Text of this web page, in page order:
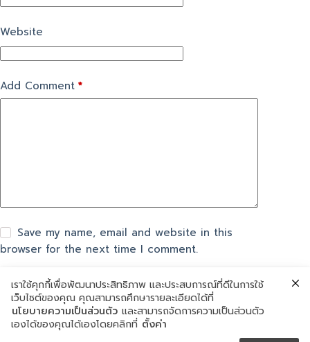
Website
Add Comment *
Save my name, email and website in this
browser for the next time I comment.
แสดงความเห็น
เราใช้คุกกี้เพื่อพัฒนาประสิทธิภาพ และประสบการณ์ที่ดีในการใช้
เว็บไซต์ของคุณ คุณสามารถศึกษารายละเอียดได้ที่
นโยบายความเป็นส่วนตัว และสามารถจัดการความเป็นส่วนตัว
เองได้ของคุณได้เองโดยคลิกที่ ตั้งค่า